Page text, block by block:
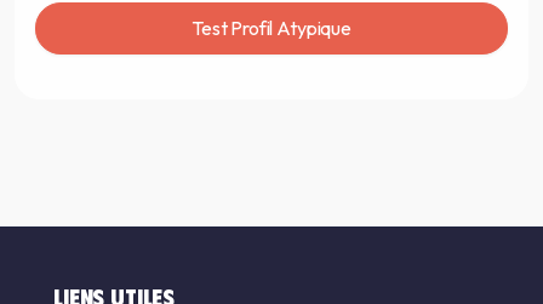
Test Profil Atypique
LIENS UTILES